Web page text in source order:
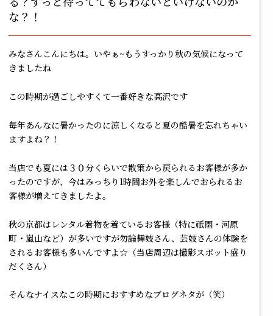
な？！
みなさんこんにちは。いやぁ~もうすっかり秋の気候になって
きましたね
この時期が過ごしやすくて一番好きな高沢です
毎年あんなに暑かったのに涼しくなると夏の酷暑を忘れちゃい
ますよね？！
当店でも夏には３０分くらいで散策から戻られるお客様が多か
ったのですが、今はみっちり1時間お外を楽しんでおられるお
客様が増えてきましたよ。
秋の京都はレンタル着物を着ているお客様（特に祇園・河原
町・嵐山など）が多いですが勿論舞妓さん、芸妓さんの体験を
されるお客様も多いんですよ☆（当店周辺は撮影スポット盛り
だくさん）
そんなナイスなこの時期におすすめなブログネタが（笑）